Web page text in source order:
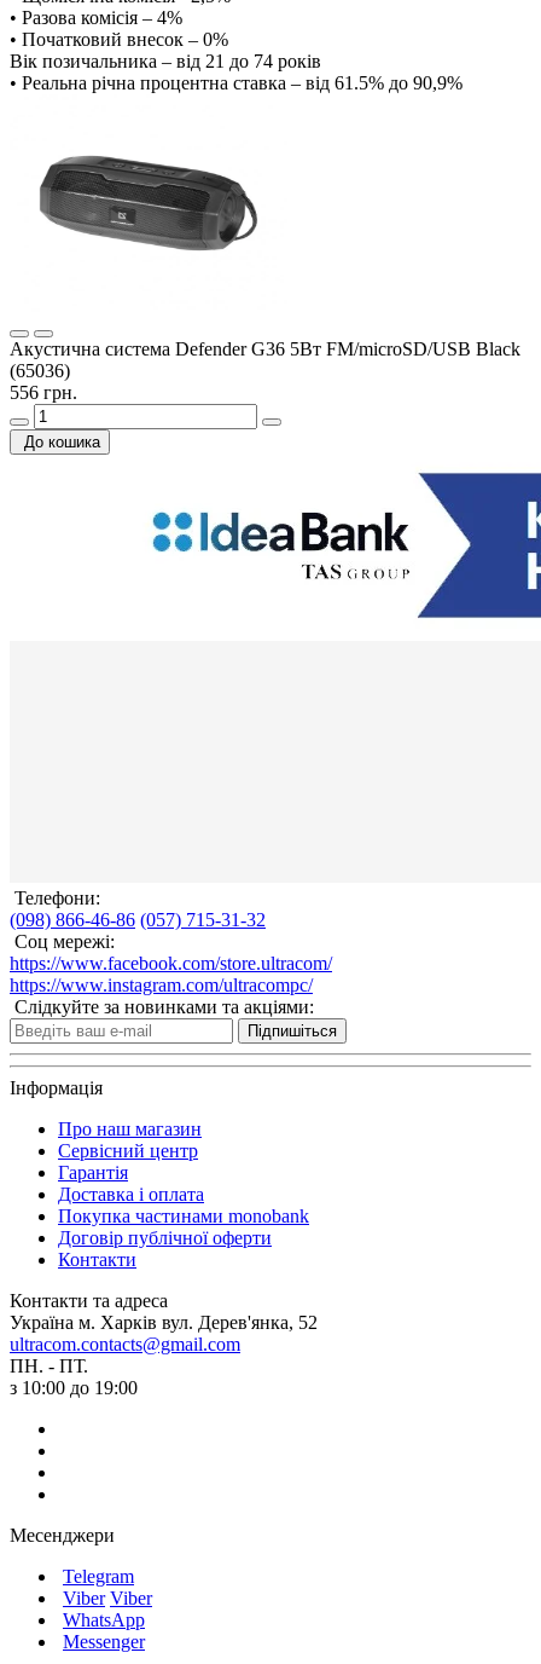
• Разова комісія – 4%
• Початковий внесок – 0%
Вік позичальника – від 21 до 74 років
• Реальна річна процентна ставка – від 61.5% до 90,9%
Акустична система Defender G36 5Вт FM/microSD/USB Black
(65036)
556 грн.
До кошика
Телефони:
(098) 866-46-86 (057) 715-31-32
Соц мережі:
https://www.facebook.com/store.ultracom/
https://www.instagram.com/ultracompc/
Слідкуйте за новинками та акціями:
Підпишіться
Інформація
Про наш магазин
Сервісний центр
Гарантія
Доставка і оплата
Покупка частинами monobank
Договір публічної оферти
Контакти
Контакти та адреса
Україна м. Харків вул. Дерев'янка, 52
ultracom.contacts@gmail.com
ПН. - ПТ.
з 10:00 до 19:00
Месенджери
Telegram
Viber Viber
WhatsApp
Messenger